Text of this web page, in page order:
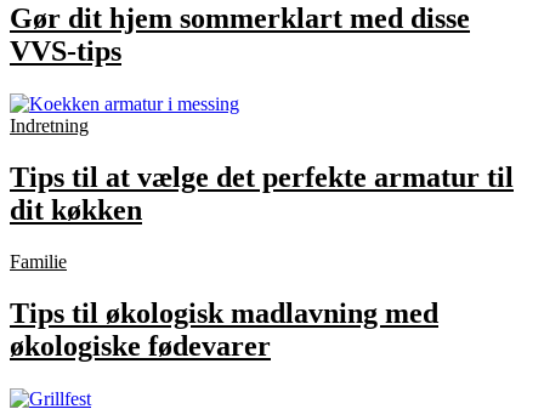
Gør dit hjem sommerklart med disse
VVS-tips
Indretning
Tips til at vælge det perfekte armatur til
dit køkken
Familie
Tips til økologisk madlavning med
økologiske fødevarer